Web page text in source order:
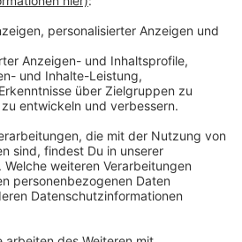
benötigen Ihre
um den YouTube
zu laden!
einen Service eines
um Videoinhalte
Dieser Service kann
Bitte lesen Sie die